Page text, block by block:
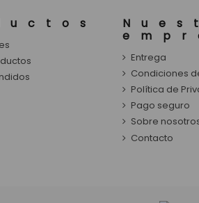
Entrega
Condiciones
Política de
Pago seguro
Sobre
Contacto